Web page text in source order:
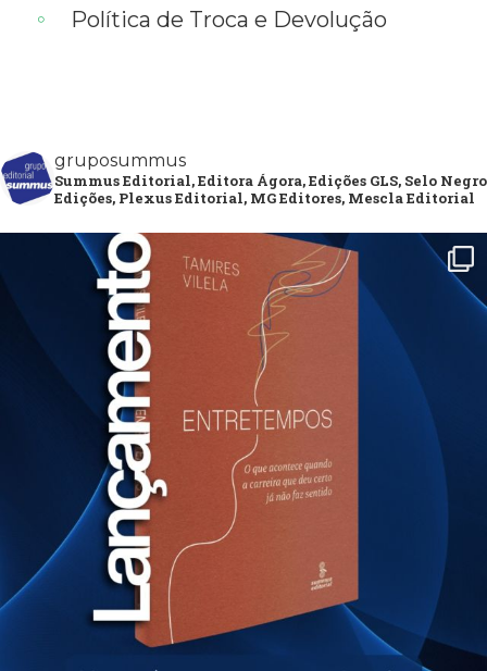
Política de Troca e Devolução
gruposummus
Summus Editorial, Editora Ágora, Edições GLS, Selo Negro
Edições, Plexus Editorial, MG Editores, Mescla Editorial